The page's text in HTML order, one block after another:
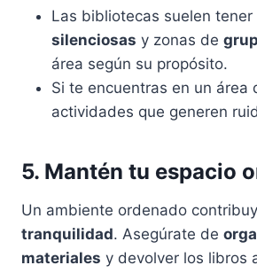
Las bibliotecas suelen tener
silenciosas y zonas de
área según su propósito.
Si te encuentras en un área
actividades que generen
5. Mantén tu espacio
Un ambiente ordenado
tranquilidad. Asegúrate de
materiales y devolver los libros